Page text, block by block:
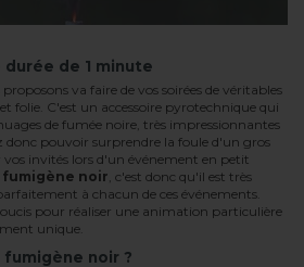
de 1 minute
va faire de vos soirées de véritables
folie. C'est un accessoire pyrotechnique qui
de fumée noire, très impressionnantes
donc pouvoir surprendre la foule d'un gros
invités lors d'un événement en petit
fumigène noir, c'est donc qu'il est très
à chacun de ces événements.
pour réaliser une animation particulière
unique.
noir ?